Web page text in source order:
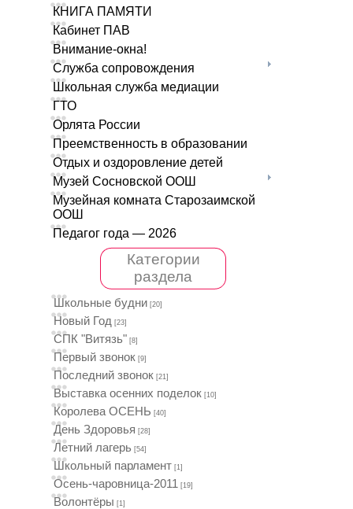
КНИГА ПАМЯТИ
Кабинет ПАВ
Внимание-окна!
Служба сопровождения
Школьная служба медиации
ГТО
Орлята России
Преемственность в образовании
Отдых и оздоровление детей
Музей Сосновской ООШ
Музейная комната Старозаимской
ООШ
Педагог года — 2026
Категории
раздела
Школьные будни [20]
Новый Год [23]
СПК "Витязь" [8]
Первый звонок [9]
Последний звонок [21]
Выставка осенних поделок [10]
Королева ОСЕНЬ [40]
День Здоровья [28]
Летний лагерь [54]
Школьный парламент [1]
Осень-чаровница-2011 [19]
Волонтёры [1]